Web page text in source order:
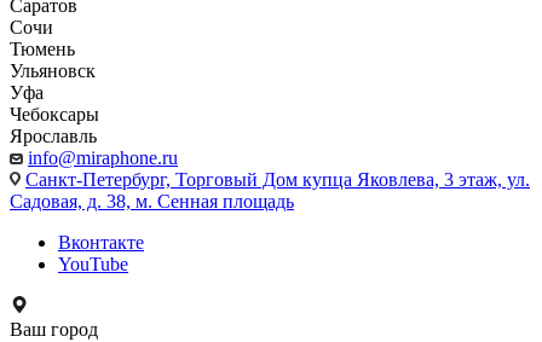
Саратов
Сочи
Тюмень
Ульяновск
Уфа
Чебоксары
Ярославль
info@miraphone.ru
Санкт-Петербург, Торговый Дом купца Яковлева, 3 этаж, ул.
Садовая, д. 38, м. Сенная площадь
Вконтакте
YouTube
Ваш город